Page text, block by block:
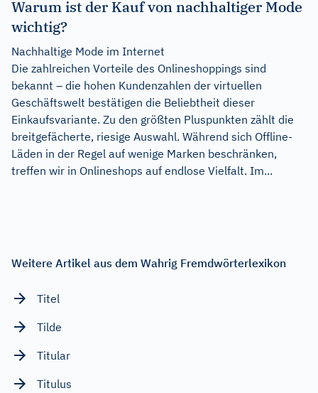
Warum ist der Kauf von nachhaltiger Mode
wichtig?
Nachhaltige Mode im Internet
Die zahlreichen Vorteile des Onlineshoppings sind
bekannt – die hohen Kundenzahlen der virtuellen
Geschäftswelt bestätigen die Beliebtheit dieser
Einkaufsvariante. Zu den größten Pluspunkten zählt die
breitgefächerte, riesige Auswahl. Während sich Offline-
Läden in der Regel auf wenige Marken beschränken,
treffen wir in Onlineshops auf endlose Vielfalt. Im...
Weitere Artikel aus dem Wahrig Fremdwörterlexikon
Titel
Tilde
Titular
Titulus